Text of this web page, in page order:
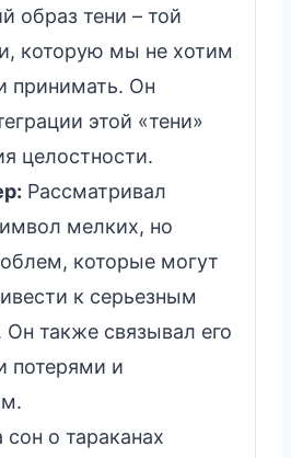
образ тени – той
которую мы не хотим
принимать. Он
этой «тени»
целостности.
Рассматривал
мелких, но
которые могут
к серьезным
также связывал его
потерями и
сон о тараканах